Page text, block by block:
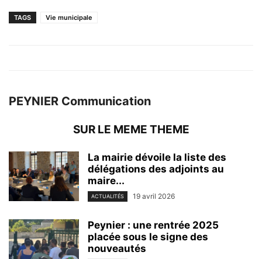
TAGS Vie municipale
PEYNIER Communication
SUR LE MEME THEME
La mairie dévoile la liste des
délégations des adjoints au
maire...
ACTUALITÉS 19 avril 2026
Peynier : une rentrée 2025
placée sous le signe des
nouveautés